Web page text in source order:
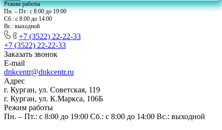
Режим работы
Пн. – Пт.: с 8:00 до 19:00
Сб.: с 8:00 до 14:00
Вс.: выходной
+7 (3522) 22-22-33
+7 (3522) 22-22-33
Заказать звонок
E-mail
dnkcentr@dnkcentr.ru
Адрес
г. Курган, ул. Советская, 119
г. Курган, ул. К.Маркса, 106Б
Режим работы
Пн. – Пт.: с 8:00 до 19:00 Сб.: с 8:00 до 14:00 Вс.: выходной